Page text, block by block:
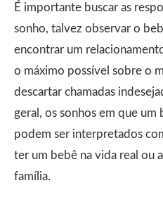
É importante buscar as
sonho, talvez observar o
encontrar um
o máximo possível sobre o
descartar chamadas
geral, os sonhos em que um
podem ser interpretados
ter um bebê na vida real ou
família.